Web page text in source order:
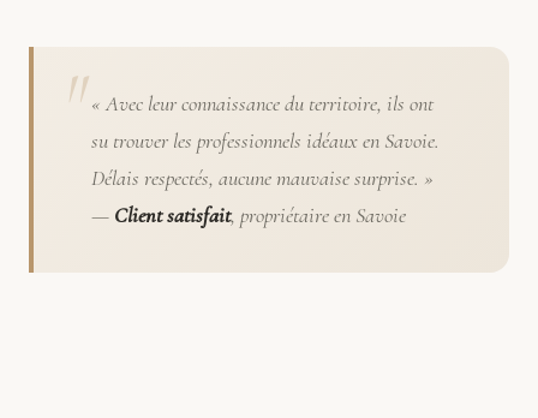
« Avec leur connaissance du territoire, ils ont
su trouver les professionnels idéaux en Savoie.
Délais respectés, aucune mauvaise surprise. »
— Client satisfait, propriétaire en Savoie